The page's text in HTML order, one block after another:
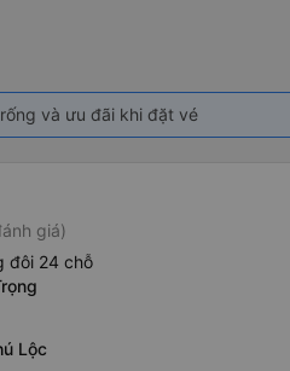
và ưu đãi khi đặt vé
giá)
đôi 24 chỗ
Lộc